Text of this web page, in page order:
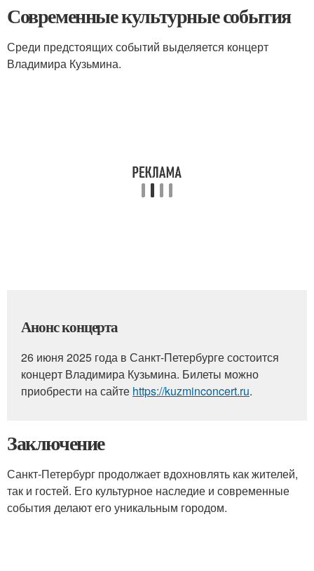
Современные культурные события
Среди предстоящих событий выделяется концерт
Владимира Кузьмина.
Анонс концерта
26 июня 2025 года в Санкт-Петербурге состоится
концерт Владимира Кузьмина. Билеты можно
приобрести на сайте https://kuzminconcert.ru.
Заключение
Санкт-Петербург продолжает вдохновлять как жителей,
так и гостей. Его культурное наследие и современные
события делают его уникальным городом.